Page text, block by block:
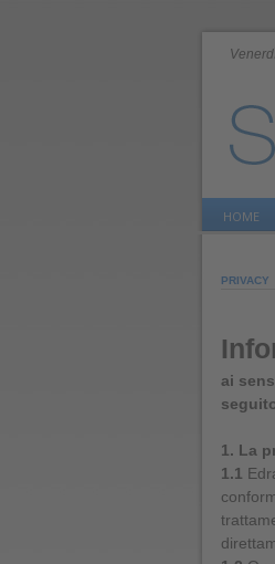
HOME
PRIVACY
ai
1. La
1.1